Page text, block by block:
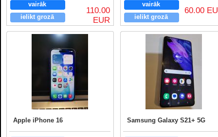
vairāk
ielikt grozā
110.00
EUR
vairāk
ielikt grozā
60.00
Apple iPhone 16 Samsung Galaxy S21+ 5G